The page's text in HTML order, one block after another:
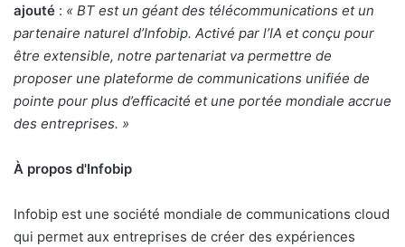
ajouté : « BT est un géant des télécommunications et un
partenaire naturel d’Infobip. Activé par l’IA et conçu pour
être extensible, notre partenariat va permettre de
proposer une plateforme de communications unifiée de
pointe pour plus d’efficacité et une portée mondiale accrue
des entreprises. »
À propos d'Infobip
Infobip est une société mondiale de communications cloud
qui permet aux entreprises de créer des expériences